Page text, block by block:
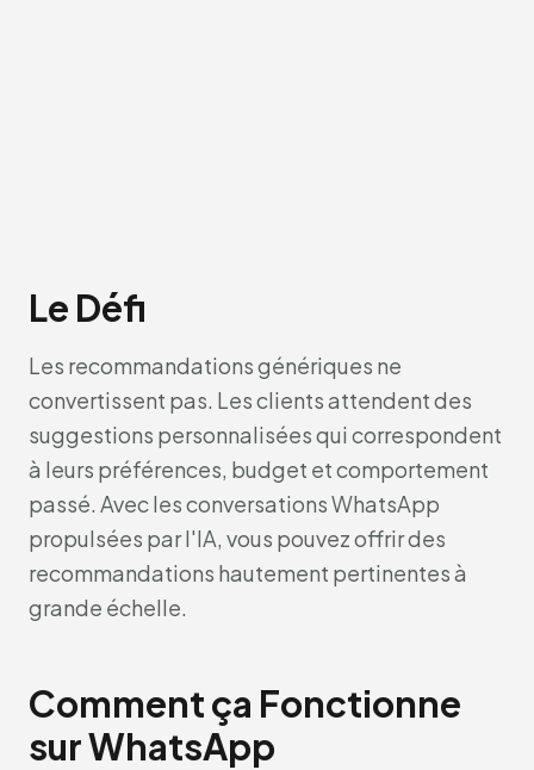
Le Défi
Les recommandations génériques ne
convertissent pas. Les clients attendent des
suggestions personnalisées qui correspondent
à leurs préférences, budget et comportement
passé. Avec les conversations WhatsApp
propulsées par l'IA, vous pouvez offrir des
recommandations hautement pertinentes à
grande échelle.
Comment ça Fonctionne
sur WhatsApp